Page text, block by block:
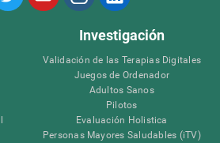
Investigación
Validación de las Terapias Digitales
Juegos de Ordenador
Adultos Sanos
Pilotos
Evaluación Holistica
Personas Mayores Saludables (iTV)